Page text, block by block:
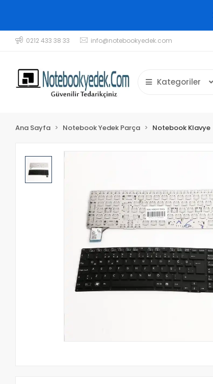
0212 433 38 33 info@notebookyedek.com
Kategoriler
Ana Sayfa Notebook Yedek Parça Notebook Klavye